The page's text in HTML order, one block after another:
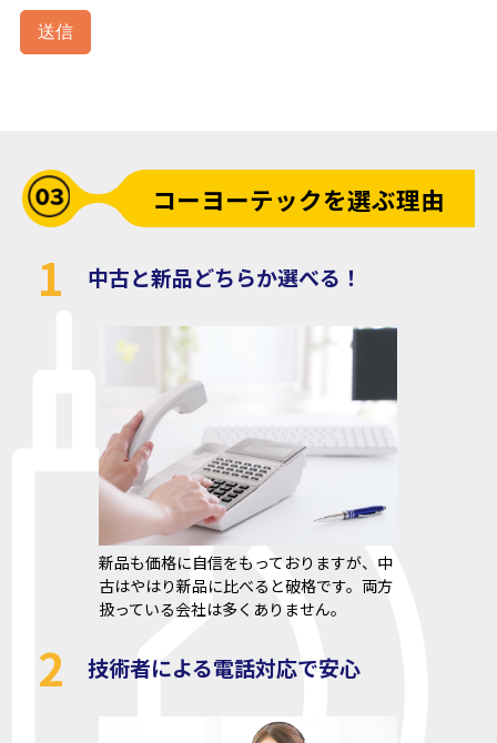
送信
コーヨーテックを選ぶ理由
1 中古と新品どちらか選べる！
新品も価格に自信をもっておりますが、中
古はやはり新品に比べると破格です。両方
扱っている会社は多くありません。
2 技術者による電話対応で安心